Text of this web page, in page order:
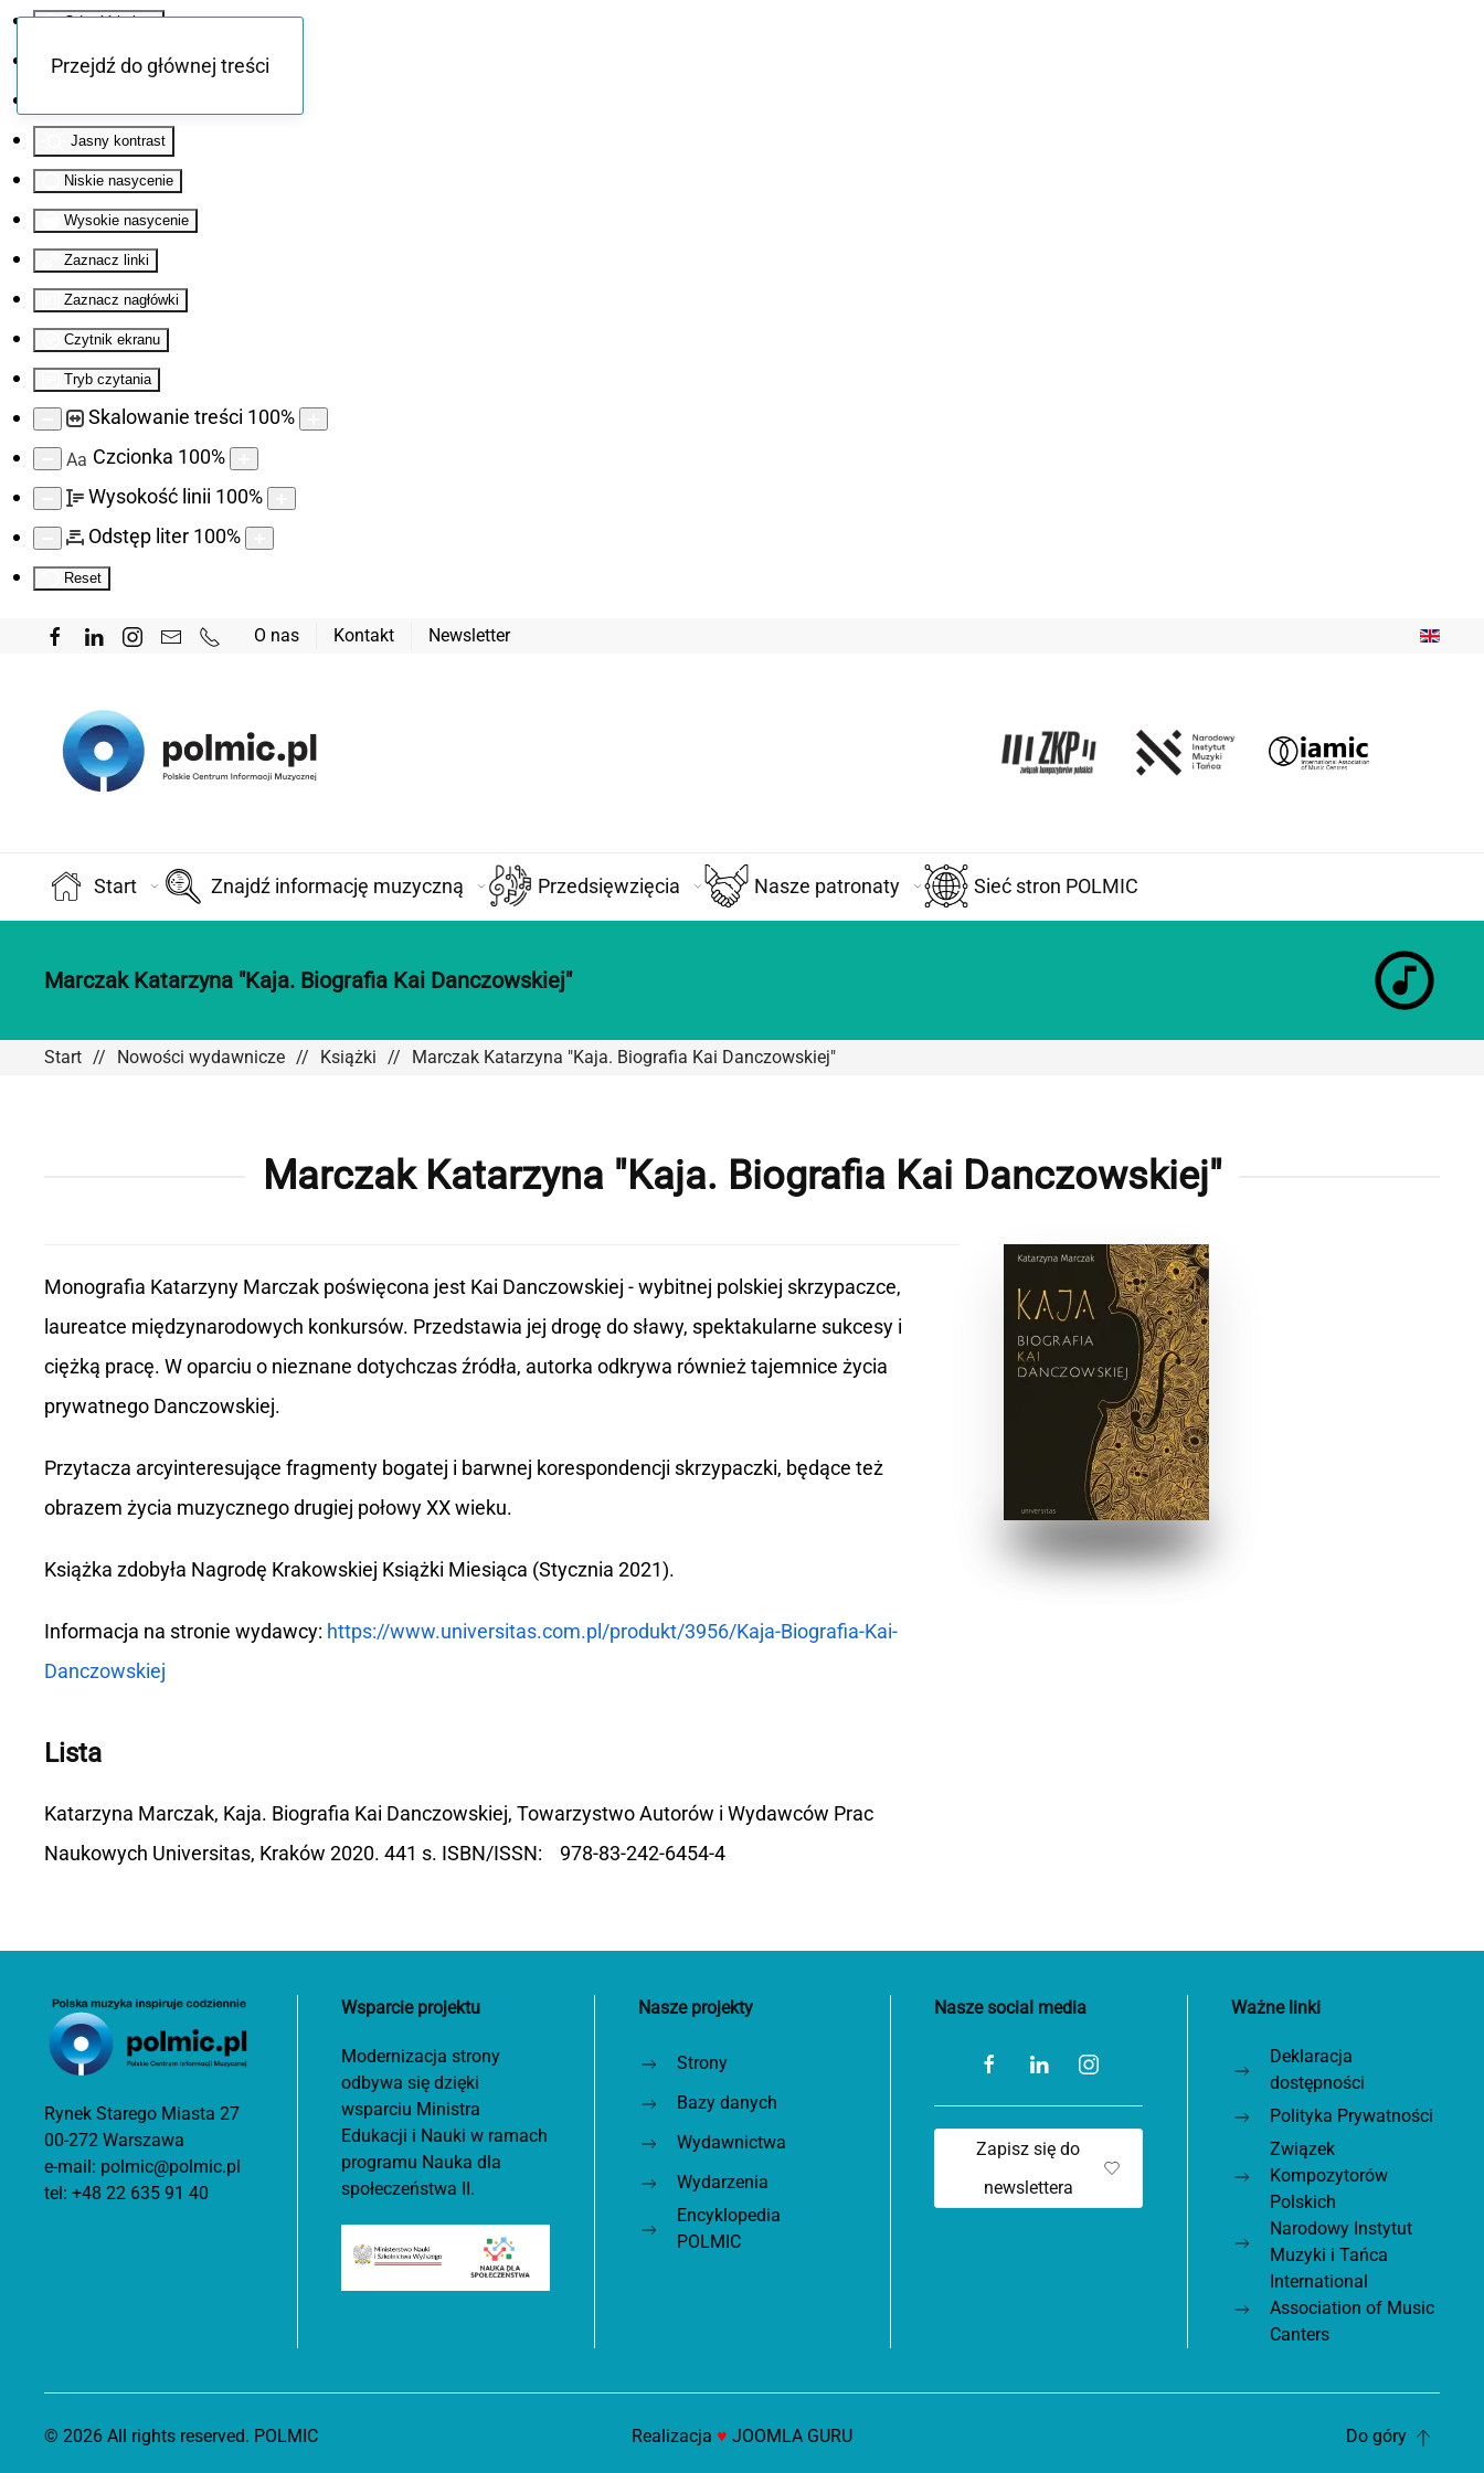
Odwróć kolory
Monochromatyczny
Jasny kontrast
Niskie nasycenie
Wysokie nasycenie
Zaznacz linki
Zaznacz nagłówki
Czytnik ekranu
Tryb czytania
Skalowanie treści 100%
Aa Czcionka 100%
Wysokość linii 100%
Odstęp liter 100%
Reset
Przejdź do głównej treści
O nas Kontakt Newsletter
Start Znajdź informację muzyczną Przedsięwzięcia Nasze patronaty Sieć stron POLMIC
Marczak Katarzyna "Kaja. Biografia Kai Danczowskiej"
Start Nowości wydawnicze Książki Marczak Katarzyna "Kaja. Biografia Kai Danczowskiej"
Marczak Katarzyna "Kaja. Biografia Kai Danczowskiej"
Monografia Katarzyny Marczak poświęcona jest Kai Danczowskiej - wybitnej polskiej skrzypaczce,
laureatce międzynarodowych konkursów. Przedstawia jej drogę do sławy, spektakularne sukcesy i
ciężką pracę. W oparciu o nieznane dotychczas źródła, autorka odkrywa również tajemnice życia
prywatnego Danczowskiej.
Przytacza arcyinteresujące fragmenty bogatej i barwnej korespondencji skrzypaczki, będące też
obrazem życia muzycznego drugiej połowy XX wieku.
Książka zdobyła Nagrodę Krakowskiej Książki Miesiąca (Stycznia 2021).
Informacja na stronie wydawcy: https://www.universitas.com.pl/produkt/3956/Kaja-Biografia-Kai-
Danczowskiej
Lista
Katarzyna Marczak, Kaja. Biografia Kai Danczowskiej, Towarzystwo Autorów i Wydawców Prac
Naukowych Universitas, Kraków 2020. 441 s. ISBN/ISSN: 978-83-242-6454-4
Rynek Starego Miasta 27
00-272 Warszawa
e-mail: polmic@polmic.pl
tel: +48 22 635 91 40
Wsparcie projektu
Modernizacja strony
odbywa się dzięki
wsparciu Ministra
Edukacji i Nauki w ramach
programu Nauka dla
społeczeństwa II.
Nasze projekty
Strony
Bazy danych
Wydawnictwa
Wydarzenia
Encyklopedia
POLMIC
Nasze social media
Zapisz się do
newslettera
Ważne linki
Deklaracja
dostępności
Polityka Prywatności
Związek
Kompozytorów
Polskich
Narodowy Instytut
Muzyki i Tańca
International
Association of Music
Canters
© 2026 All rights reserved. POLMIC Realizacja ♥ JOOMLA GURU Do góry